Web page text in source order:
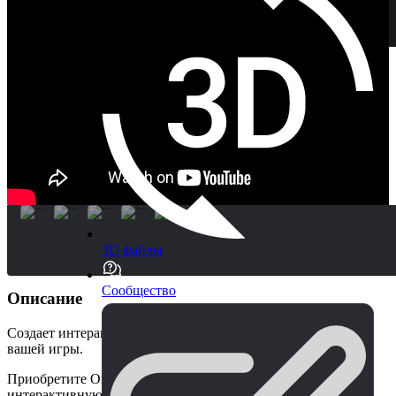
3D файлы
Сообщество
Описание
Создает интерактивную систему звуковых ландшафтов для
вашей игры.
Приобретите Окружающие звуки, чтобы создать